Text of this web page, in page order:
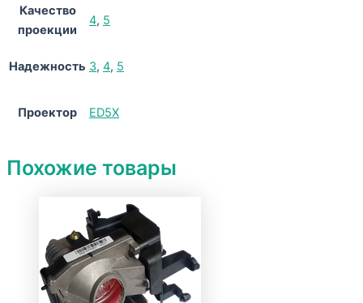
Качество
проекции
4, 5
Надежность 3, 4, 5
Проектор ED5X
Похожие товары